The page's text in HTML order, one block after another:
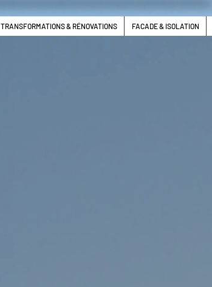
TRANSFORMATIONS & RÉNOVATIONS FACADE & ISOLATION